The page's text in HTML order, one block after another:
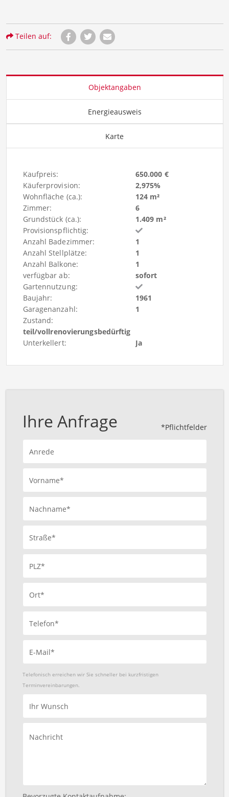
Teilen auf:
Objektangaben
Energieausweis
Karte
Kaufpreis:
650.000 €
Käuferprovision:
2,975%
Wohnfläche (ca.):
124 m²
Zimmer:
6
Grundstück (ca.):
1.409 m²
Provisionspflichtig:
Anzahl Badezimmer:
1
Anzahl Stellplätze:
1
Anzahl Balkone:
1
verfügbar ab:
sofort
Gartennutzung:
Baujahr:
1961
Garagenanzahl:
1
Zustand:
teil/vollrenovierungsbedürftig
Unterkellert:
Ja
*Pflichtfelder
Ihre Anfrage
Anrede
Vorname*
Nachname*
Straße*
PLZ*
Ort*
Telefon*
E-Mail*
Telefonisch erreichen wir Sie schneller bei kurzfristigen
Terminvereinbarungen.
Ihr Wunsch
Nachricht